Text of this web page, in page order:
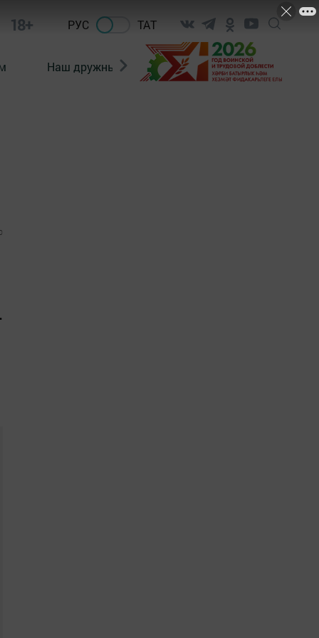
18+ РУС ТАТ
Наш дружный коллектив Документы